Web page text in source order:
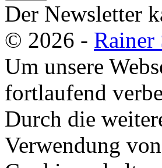
Der Newsletter
© 2026 - Rainer
Um unsere
fortlaufend
Durch die
Verwendung